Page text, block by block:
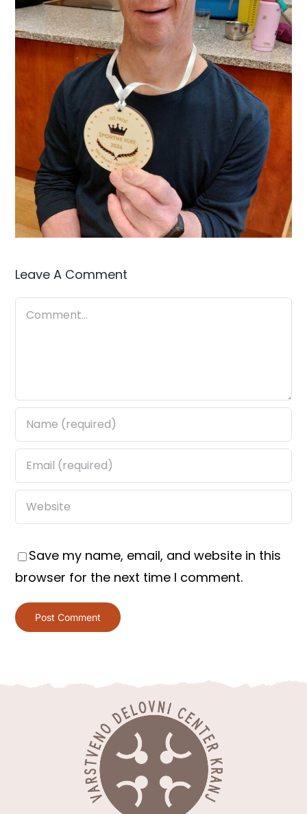
Leave A Comment
Comment
Save my name, email, and website in this
browser for the next time I comment.